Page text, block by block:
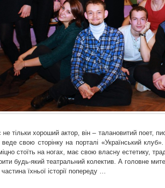
не тільки хороший актор, він – талановитий поет,
веде свою сторінку на порталі «Український
стоїть на ногах, має свою власну естетику,
будь-який театральний колектив. А головне
їхньоїісторії попереду …